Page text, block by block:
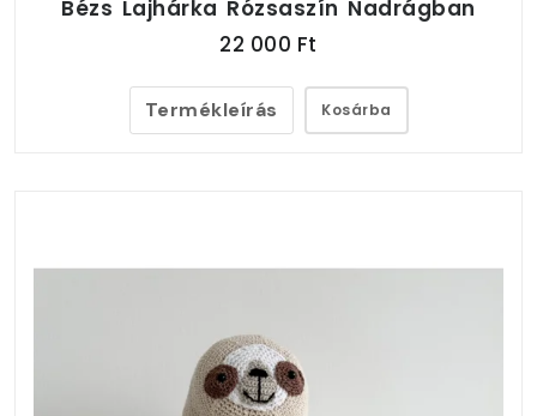
Bézs Lajhárka Rózsaszín Nadrágban
22 000 Ft
Termékleírás Kosárba